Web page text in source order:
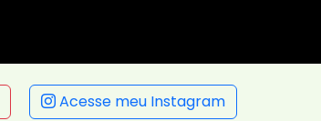
Acesse meu Instagram